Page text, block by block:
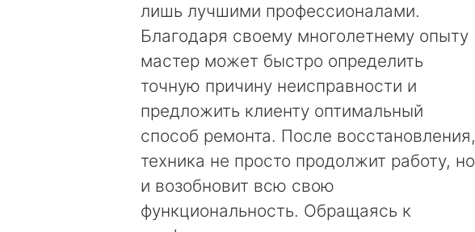
лишь лучшими профессионалами.
Благодаря своему многолетнему опыту
мастер может быстро определить
точную причину неисправности и
предложить клиенту оптимальный
способ ремонта. После восстановления,
техника не просто продолжит работу, но
и возобновит всю свою
функциональность. Обращаясь к